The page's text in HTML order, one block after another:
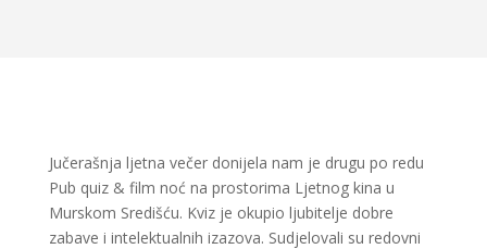
Jučerašnja ljetna večer donijela nam je drugu po redu
Pub quiz & film noć na prostorima Ljetnog kina u
Murskom Središću. Kviz je okupio ljubitelje dobre
zabave i intelektualnih izazova. Sudjelovali su redovni